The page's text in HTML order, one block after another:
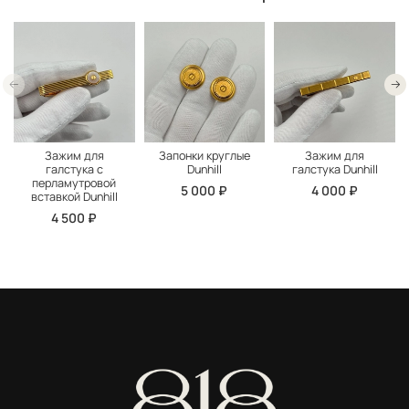
Зажим для
галстука с
перламутровой
вставкой Dunhill
4 500 ₽
Запонки круглые
Dunhill
5 000 ₽
Зажим для
галстука Dunhill
4 000 ₽